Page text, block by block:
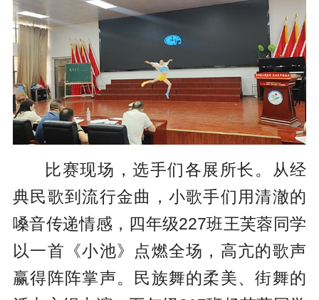
比赛现场，选手们各展所长。从经
典民歌到流行金曲，小歌手们用清澈的
嗓音传递情感，四年级227班王芙蓉同学
以一首《小池》点燃全场，高亢的歌声
赢得阵阵掌声。民族舞的柔美、街舞的